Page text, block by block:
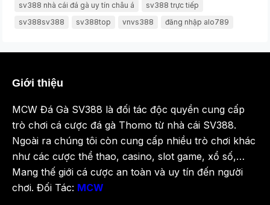
sv388 nhà cái đá gà uy tín châu á
sv388 trực tiếp
sv388sv388
sv388top vnvs388 đăng nhập alo789
Giới thiệu
MCW Đá Gà SV388 là đối tác độc quyền cung cấp
trò chơi cá cược đá gà Thomo từ nhà cái SV388.
Ngoài ra chúng tôi còn cung cấp nhiều trò chơi khác
như các cược thể thao, casino, slot game, xổ số,…
Mang thế giới cá cược an toàn và uy tín đến người
chơi. Đối Tác: MCW